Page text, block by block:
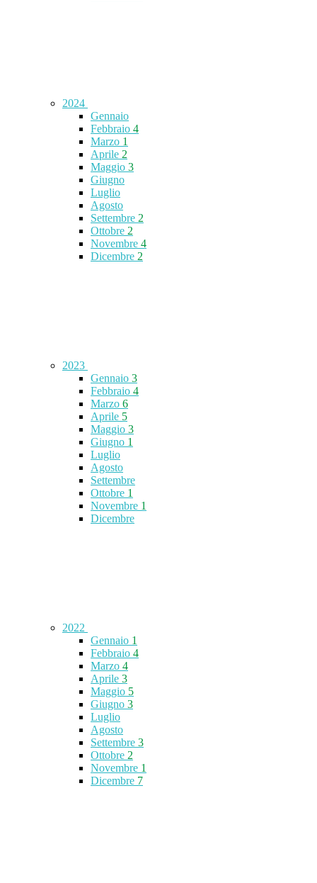
2024
Gennaio
Febbraio 4
Marzo 1
Aprile 2
Maggio 3
Giugno
Luglio
Agosto
Settembre 2
Ottobre 2
Novembre 4
Dicembre 2
2023
Gennaio 3
Febbraio 4
Marzo 6
Aprile 5
Maggio 3
Giugno 1
Luglio
Agosto
Settembre
Ottobre 1
Novembre 1
Dicembre
2022
Gennaio 1
Febbraio 4
Marzo 4
Aprile 3
Maggio 5
Giugno 3
Luglio
Agosto
Settembre 3
Ottobre 2
Novembre 1
Dicembre 7